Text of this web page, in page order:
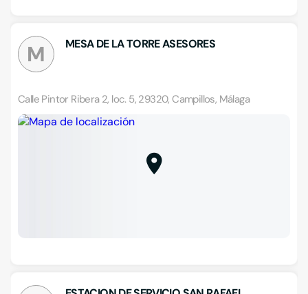
M MESA DE LA TORRE ASESORES
Calle Pintor Ribera 2, loc. 5, 29320, Campillos, Málaga